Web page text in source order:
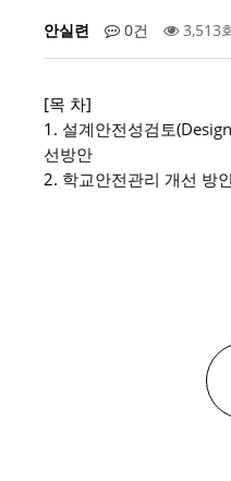
안실련 0건 3,513
[목 차]
1. 설계안전성검토
선방안
2. 학교안전관리 개선 방